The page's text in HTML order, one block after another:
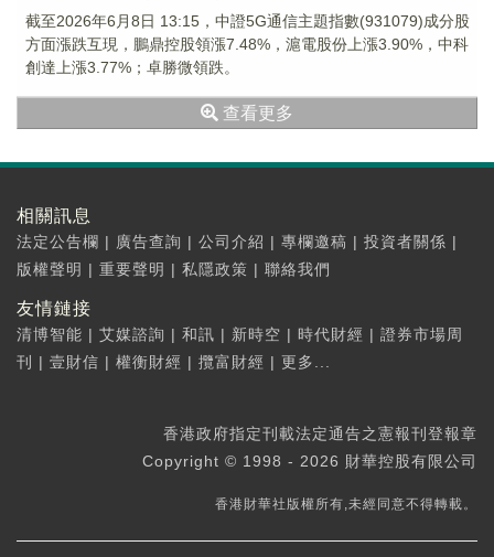
截至2026年6月8日 13:15，中證5G通信主題指數(931079)成分股
方面漲跌互現，鵬鼎控股領漲7.48%，滬電股份上漲3.90%，中科
創達上漲3.77%；卓勝微領跌。
查看更多
相關訊息
法定公告欄 | 廣告查詢 | 公司介紹 | 專欄邀稿 | 投資者關係 |
版權聲明 | 重要聲明 | 私隱政策 | 聯絡我們
友情鏈接
清博智能 | 艾媒諮詢 | 和訊 | 新時空 | 時代財經 | 證券市場周
刊
| 壹財信 | 權衡財經 | 攬富財經 | 更多...
香港政府指定刊載法定通告之憲報刊登報章
Copyright © 1998 - 2026 財華控股有限公司
香港財華社版權所有,未經同意不得轉載。